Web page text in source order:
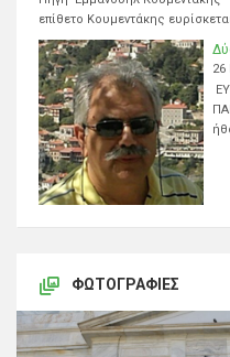
επίθετο Κουμεντάκης
26
ΦΩΤΟΓΡΑΦΊΕΣ